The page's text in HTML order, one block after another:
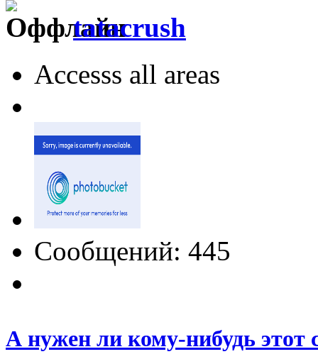
tatacrush
Accesss all areas
Сообщений: 445
А нужен ли кому-нибудь этот